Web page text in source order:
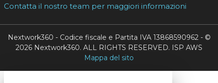
Contatta il nostro team per maggiori informazioni
Nextwork360 - Codice fiscale e Partita IVA 13868590962 - ©
2026 Nextwork360. ALL RIGHTS RESERVED. ISP AWS
Mappa del sito